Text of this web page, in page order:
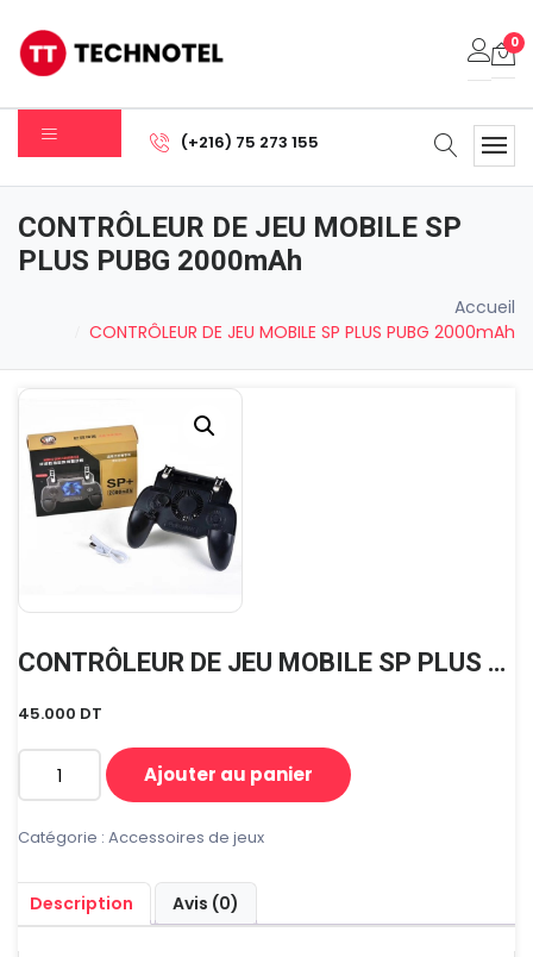
0
Votre panier est vide.
Sous-total: 0.000DT
Voir Le Panier Commander
(+216) 75 273 155
CONTRÔLEUR DE JEU MOBILE SP
PLUS PUBG 2000mAh
Accueil
CONTRÔLEUR DE JEU MOBILE SP PLUS PUBG 2000mAh
CONTRÔLEUR DE JEU MOBILE SP PLUS PUBG 2000mAh
45.000 DT
quantité
CONTRÔLEUR
JEU
MOBILE
SP
Ajouter au panier
Catégorie : Accessoires de jeux
Description Avis (0)